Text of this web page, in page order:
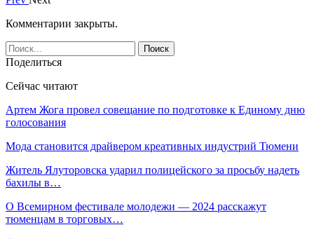
Комментарии закрыты.
Поделиться
Сейчас читают
Артем Жога провел совещание по подготовке к Единому дню
голосования
Мода становится драйвером креативных индустрий Тюмени
Житель Ялуторовска ударил полицейского за просьбу надеть
бахилы в…
О Всемирном фестивале молодежи — 2024 расскажут
тюменцам в торговых…